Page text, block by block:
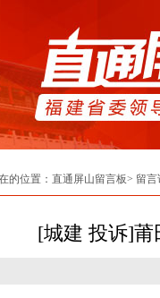
的位置：直通屏山留言板> 留言
[城建 投诉]莆